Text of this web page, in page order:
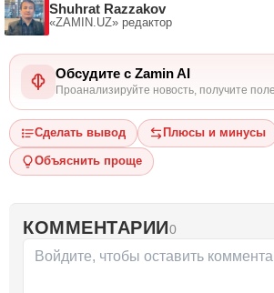
Shuhrat Razzakov
«ZAMIN.UZ» редактор
Обсудите с Zamin AI
Проанализируйте новость, получите
Сделать вывод Плюсы и минусы
Объяснить проще
КОММЕНТАРИИ0